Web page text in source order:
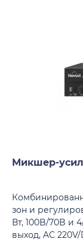
Микшер-
зон и
Вт, 100B/70B и
выход, AC 220V/